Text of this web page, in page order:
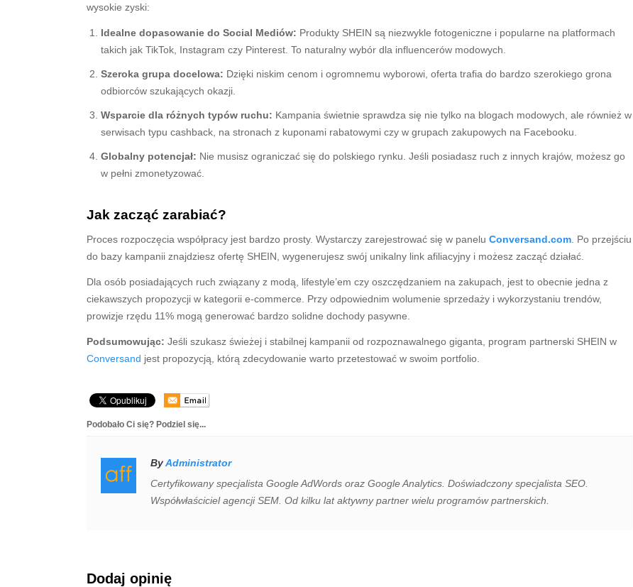
wysokie zyski:
Idealne dopasowanie do Social Mediów: Produkty SHEIN są niezwykle fotogeniczne i popularne na platformach
takich jak TikTok, Instagram czy Pinterest. To naturalny wybór dla influencerów modowych.
Szeroka grupa docelowa: Dzięki niskim cenom i ogromnemu wyborowi, oferta trafia do bardzo szerokiego grona
odbiorców szukających okazji.
Wsparcie dla różnych typów ruchu: Kampania świetnie sprawdza się nie tylko na blogach modowych, ale również w
serwisach typu cashback, na stronach z kuponami rabatowymi czy w grupach zakupowych na Facebooku.
Globalny potencjał: Nie musisz ograniczać się do polskiego rynku. Jeśli posiadasz ruch z innych krajów, możesz go
w pełni zmonetyzować.
Jak zacząć zarabiać?
Proces rozpoczęcia współpracy jest bardzo prosty. Wystarczy zarejestrować się w panelu Conversand.com . Po przejściu
do bazy kampanii znajdziesz ofertę SHEIN, wygenerujesz swój unikalny link afiliacyjny i możesz zacząć działać.
Dla osób posiadających ruch związany z modą, lifestyle’em czy oszczędzaniem na zakupach, jest to obecnie jedna z
ciekawszych propozycji w kategorii e-commerce. Przy odpowiednim wolumenie sprzedaży i wykorzystaniu trendów,
prowizje rzędu 11% mogą generować bardzo solidne dochody pasywne.
Podsumowując: Jeśli szukasz świeżej i stabilnej kampanii od rozpoznawalnego giganta, program partnerski SHEIN w
Conversand jest propozycją, którą zdecydowanie warto przetestować w swoim portfolio.
Podobało Ci się? Podziel się...
ByAdministrator
Certyfikowany specjalista Google AdWords oraz Google Analytics. Doświadczony specjalista SEO.
Współwłaściciel agencji SEM. Od kilku lat aktywny partner wielu programów partnerskich.
Dodaj opinię